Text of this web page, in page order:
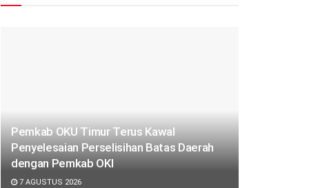
Pemkab OKU Timur Terus Kawal
Penyelesaian Perselisihan Batas Daerah
dengan Pemkab OKI
7 AGUSTUS 2026